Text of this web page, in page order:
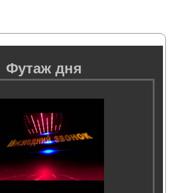
Футаж дня